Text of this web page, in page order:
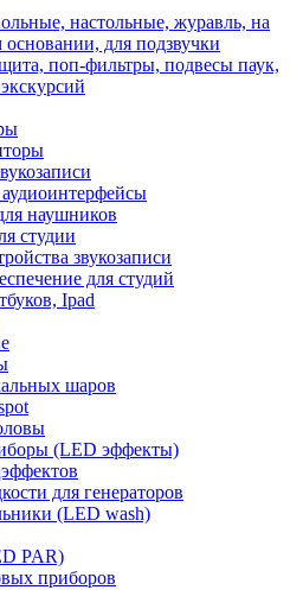
настольные, журавль, на
основании, для подзвучки
поп-фильтры, подвесы паук,
наушников
студии
звукозаписи
для студий
Ipad
шаров
(LED эффекты)
для генераторов
(LED wash)
PAR)
приборов